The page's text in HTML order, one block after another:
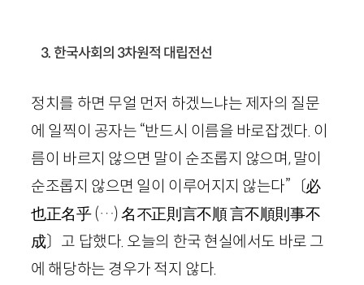
3. 한국사회의 3차원적 대립전선
정치를 하면 무얼 먼저 하겠느냐는 제자의 질문
에 일찍이 공자는 “반드시 이름을 바로잡겠다. 이
름이 바르지 않으면 말이 순조롭지 않으며, 말이
순조롭지 않으면 일이 이루어지지 않는다”〔必
也正名乎(…)名不正則言不順言不順則事不
成〕고 답했다. 오늘의 한국 현실에서도 바로 그
에 해당하는 경우가 적지 않다.